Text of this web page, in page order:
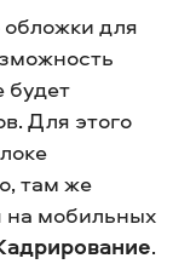
обложки для
будет
Для этого
там же
на мобильных
.